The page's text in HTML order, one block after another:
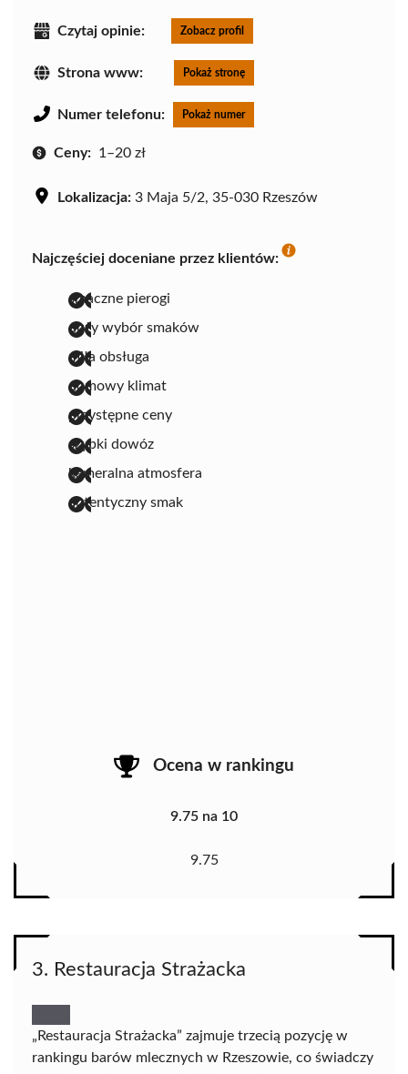
Czytaj opinie: Zobacz profil
Strona www: Pokaż stronę
Numer telefonu: Pokaż numer
Ceny: 1–20 zł
Lokalizacja: 3 Maja 5/2, 35-030 Rzeszów
Najczęściej doceniane przez klientów:
smaczne pierogi
duży wybór smaków
miła obsługa
domowy klimat
przystępne ceny
szybki dowóz
kameralna atmosfera
autentyczny smak
Ocena w rankingu
9.75 na 10
9.75
3. Restauracja Strażacka
„Restauracja Strażacka” zajmuje trzecią pozycję w
rankingu barów mlecznych w Rzeszowie, co świadczy